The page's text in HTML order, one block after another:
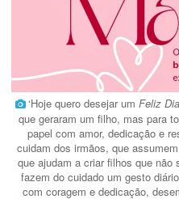
‘Hoje quero desejar um Feliz
que geraram um filho, mas para
papel com amor, dedicação e
cuidam dos irmãos, que
que ajudam a criar filhos que
fazem do cuidado um gesto
com coragem e dedicação,